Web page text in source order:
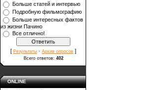
Больше статей и интервью
Подробную фильмографию
Больше интересных фактов
из жизни Пачино
Все отлично!
[ Результаты · Архив опросов ]
Всего ответов: 402
ONLINE